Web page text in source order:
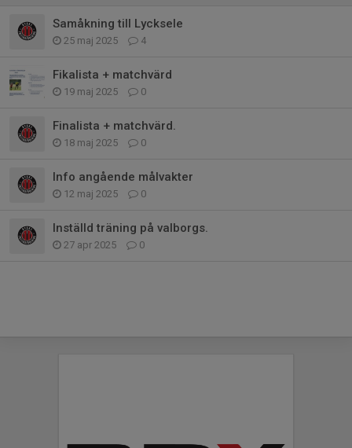
Samåkning till Lycksele
25 maj 2025 4
Fikalista + matchvärd
19 maj 2025 0
Finalista + matchvärd.
18 maj 2025 0
Info angående målvakter
12 maj 2025 0
Inställd träning på valborgs.
27 apr 2025 0